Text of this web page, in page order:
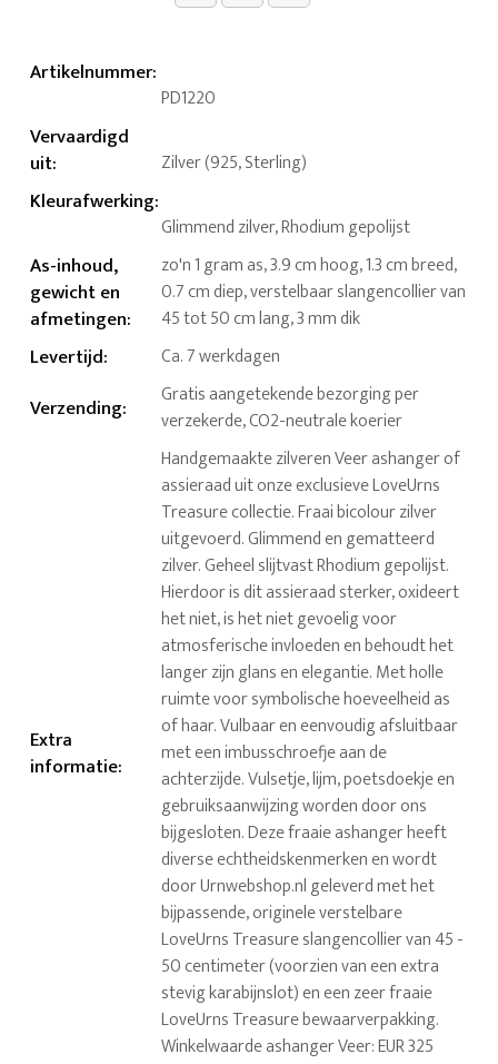
Artikelnummer:
PD1220
Vervaardigd
uit: Zilver (925, Sterling)
Kleurafwerking:
Glimmend zilver, Rhodium gepolijst
As-inhoud,
gewicht en
afmetingen:
zo'n 1 gram as, 3.9 cm hoog, 1.3 cm breed,
0.7 cm diep, verstelbaar slangencollier van
45 tot 50 cm lang, 3 mm dik
Levertijd: Ca. 7 werkdagen
Verzending:
Gratis aangetekende bezorging per
verzekerde, CO2-neutrale koerier
Extra
informatie:
Handgemaakte zilveren Veer ashanger of
assieraad uit onze exclusieve LoveUrns
Treasure collectie. Fraai bicolour zilver
uitgevoerd. Glimmend en gematteerd
zilver. Geheel slijtvast Rhodium gepolijst.
Hierdoor is dit assieraad sterker, oxideert
het niet, is het niet gevoelig voor
atmosferische invloeden en behoudt het
langer zijn glans en elegantie. Met holle
ruimte voor symbolische hoeveelheid as
of haar. Vulbaar en eenvoudig afsluitbaar
met een imbusschroefje aan de
achterzijde. Vulsetje, lijm, poetsdoekje en
gebruiksaanwijzing worden door ons
bijgesloten. Deze fraaie ashanger heeft
diverse echtheidskenmerken en wordt
door Urnwebshop.nl geleverd met het
bijpassende, originele verstelbare
LoveUrns Treasure slangencollier van 45 -
50 centimeter (voorzien van een extra
stevig karabijnslot) en een zeer fraaie
LoveUrns Treasure bewaarverpakking.
Winkelwaarde ashanger Veer: EUR 325